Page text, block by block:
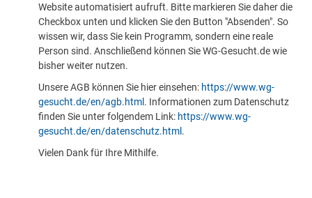
Website automatisiert aufruft. Bitte markieren Sie daher die
Checkbox unten und klicken Sie den Button "Absenden". So
wissen wir, dass Sie kein Programm, sondern eine reale
Person sind. Anschließend können Sie WG-Gesucht.de wie
bisher weiter nutzen.
Unsere AGB können Sie hier einsehen: https://www.wg-
gesucht.de/en/agb.html . Informationen zum Datenschutz
finden Sie unter folgendem Link: https://www.wg-
gesucht.de/en/datenschutz.html .
Vielen Dank für Ihre Mithilfe.